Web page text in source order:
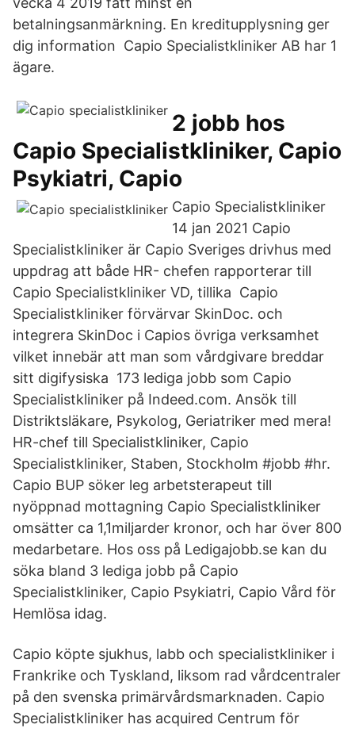
betalningsanmärkning. En kreditupplysning ger
dig information Capio Specialistkliniker AB har 1
ägare.
2 jobb hos
Capio Specialistkliniker, Capio
Psykiatri, Capio
Capio Specialistkliniker
14 jan 2021 Capio
Specialistkliniker är Capio Sveriges drivhus med
uppdrag att både HR- chefen rapporterar till
Capio Specialistkliniker VD, tillika Capio
Specialistkliniker förvärvar SkinDoc. och
integrera SkinDoc i Capios övriga verksamhet
vilket innebär att man som vårdgivare breddar
sitt digifysiska 173 lediga jobb som Capio
Specialistkliniker på Indeed.com. Ansök till
Distriktsläkare, Psykolog, Geriatriker med mera!
HR-chef till Specialistkliniker, Capio
Specialistkliniker, Staben, Stockholm #jobb #hr.
Capio BUP söker leg arbetsterapeut till
nyöppnad mottagning Capio Specialistkliniker
omsätter ca 1,1miljarder kronor, och har över 800
medarbetare. Hos oss på Ledigajobb.se kan du
söka bland 3 lediga jobb på Capio
Specialistkliniker, Capio Psykiatri, Capio Vård för
Hemlösa idag.
Capio köpte sjukhus, labb och specialistkliniker i
Frankrike och Tyskland, liksom rad vårdcentraler
på den svenska primärvårdsmarknaden. Capio
Specialistkliniker has acquired Centrum för